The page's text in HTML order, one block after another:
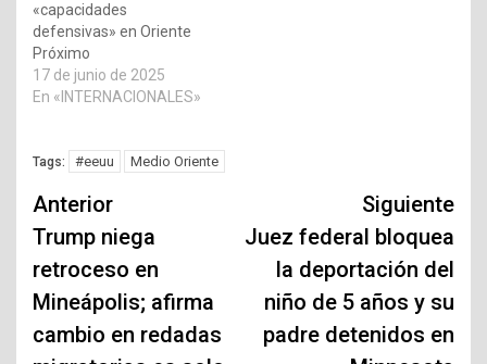
«capacidades
defensivas» en Oriente
Próximo
17 de junio de 2025
En «INTERNACIONALES»
Tags: #eeuu Medio Oriente
Navegación
de
entradas
Anterior
Trump niega
retroceso en
Mineápolis; afirma
cambio en redadas
Siguiente
Juez federal bloquea
la deportación del
niño de 5 años y su
padre detenidos en